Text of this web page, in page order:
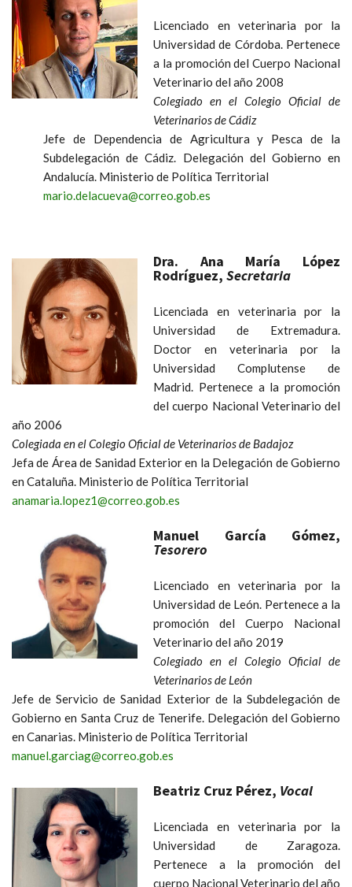
Licenciado en veterinaria por la
Universidad de Córdoba. Pertenece
a la promoción del Cuerpo Nacional
Veterinario del año 2008
Colegiado en el Colegio Oficial de
Veterinarios de Cádiz
Jefe de Dependencia de Agricultura y Pesca de la
Subdelegación de Cádiz. Delegación del Gobierno en
Andalucía. Ministerio de Política Territorial
mario.delacueva@correo.gob.es
Dra. Ana María López
Rodríguez, Secretaria
Licenciada en veterinaria por la
Universidad de Extremadura.
Doctor en veterinaria por la
Universidad Complutense de
Madrid. Pertenece a la promoción
del cuerpo Nacional Veterinario del
año 2006
Colegiada en el Colegio Oficial de Veterinarios de Badajoz
Jefa de Área de Sanidad Exterior en la Delegación de Gobierno
en Cataluña. Ministerio de Política Territorial
anamaria.lopez1@correo.gob.es
Manuel García Gómez,
Tesorero
Licenciado en veterinaria por la
Universidad de León. Pertenece a la
promoción del Cuerpo Nacional
Veterinario del año 2019
Colegiado en el Colegio Oficial de
Veterinarios de León
Jefe de Servicio de Sanidad Exterior de la Subdelegación de
Gobierno en Santa Cruz de Tenerife. Delegación del Gobierno
en Canarias. Ministerio de Política Territorial
manuel.garciag@correo.gob.es
Beatriz Cruz Pérez, Vocal
Licenciada en veterinaria por la
Universidad de Zaragoza.
Pertenece a la promoción del
cuerpo Nacional Veterinario del año